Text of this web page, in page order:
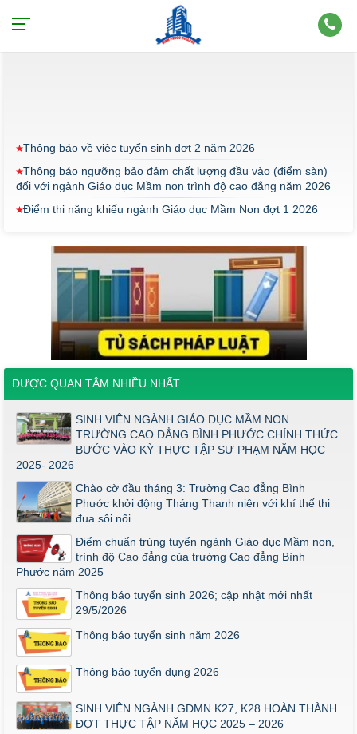
THÔNG BÁO
Thông báo về việc tuyển sinh đợt 2 năm 2026
Thông báo ngưỡng bảo đảm chất lượng đầu vào (điểm sàn)
đối với ngành Giáo dục Mầm non trình độ cao đẳng năm 2026
Điểm thi năng khiếu ngành Giáo dục Mầm Non đợt 1 2026
THÔNG BÁO VỀ VIỆC PHÚC KHẢO ĐIỂM THI TỐT NGHIỆP
KHỐI Y DƯỢC NĂM 2026
ĐIỂM TỐT NGHIỆP KHỐI Y - DƯỢC NĂM 2026
Thông báo về việc tổ chức thi năng khiếu ngành Giáo dục
Mầm non năm 2026
Thông báo về việc tuyển sinh đợt 2 năm 2026
Thông báo ngưỡng bảo đảm chất lượng đầu vào (điểm sàn)
đối với ngành Giáo dục Mầm non trình độ cao đẳng năm 2026
Điểm thi năng khiếu ngành Giáo dục Mầm Non đợt 1 2026
Thông báo về việc triển khai một số văn bản mới
THÔNG BÁO VỀ VIỆC PHÚC KHẢO ĐIỂM THI TỐT NGHIỆP
KHỐI Y DƯỢC NĂM 2026
ĐIỂM TỐT NGHIỆP KHỐI Y - DƯỢC NĂM 2026
Thông báo về việc tổ chức thi năng khiếu ngành Giáo dục
Mầm non năm 2026
ĐƯỢC QUAN TÂM NHIỀU NHẤT
SINH VIÊN NGÀNH GIÁO DỤC MẦM NON
TRƯỜNG CAO ĐẲNG BÌNH PHƯỚC CHÍNH THỨC
BƯỚC VÀO KỲ THỰC TẬP SƯ PHẠM NĂM HỌC
2025- 2026
Chào cờ đầu tháng 3: Trường Cao đẳng Bình
Phước khởi động Tháng Thanh niên với khí thế thi
đua sôi nổi
Điểm chuẩn trúng tuyển ngành Giáo dục Mầm non,
trình độ Cao đẳng của trường Cao đẳng Bình
Phước năm 2025
Thông báo tuyển sinh 2026; cập nhật mới nhất
29/5/2026
Thông báo tuyển sinh năm 2026
Thông báo tuyển dụng 2026
SINH VIÊN NGÀNH GDMN K27, K28 HOÀN THÀNH
ĐỢT THỰC TẬP NĂM HỌC 2025 – 2026